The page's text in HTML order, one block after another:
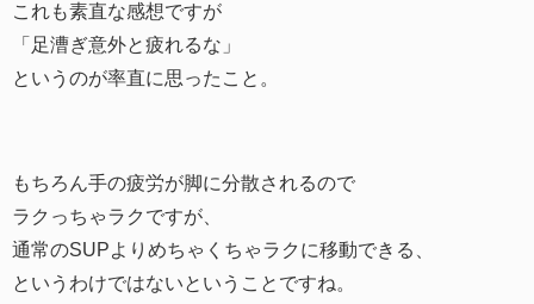
これも素直な感想ですが
「足漕ぎ意外と疲れるな」
というのが率直に思ったこと。
もちろん手の疲労が脚に分散されるので
ラクっちゃラクですが、
通常のSUPよりめちゃくちゃラクに移動できる、
というわけではないということですね。